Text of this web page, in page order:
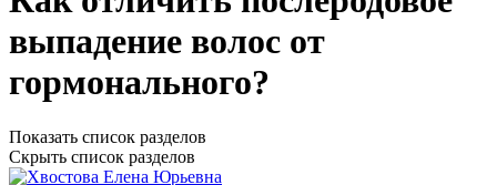
выпадение волос от
гормонального?
Показать список разделов
Скрыть список разделов